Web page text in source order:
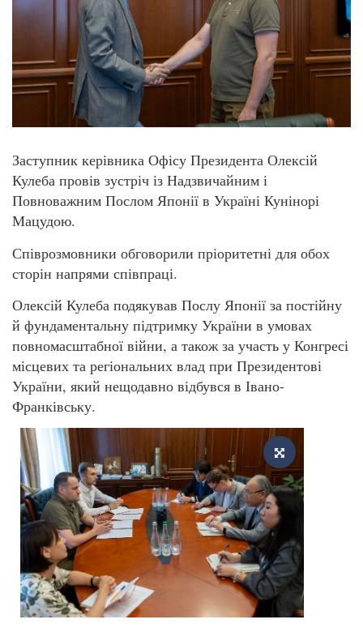
Заступник керівника Офісу Президента Олексій
Кулеба провів зустріч із Надзвичайним і
Повноважним Послом Японії в Україні Кунінорі
Мацудою.
Співрозмовники обговорили пріоритетні для обох
сторін напрями співпраці.
Олексій Кулеба подякував Послу Японії за постійну
й фундаментальну підтримку України в умовах
повномасштабної війни, а також за участь у Конгресі
місцевих та регіональних влад при Президентові
України, який нещодавно відбувся в Івано-
Франківську.